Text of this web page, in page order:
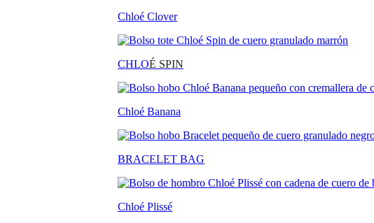
Chloé Clover
CHLOÉ SPIN
Chloé Banana
BRACELET BAG
Chloé Plissé